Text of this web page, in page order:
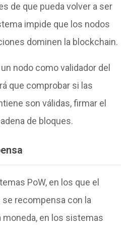
de que pueda volver a ser
impide que los nodos
dominen la blockchain.
nodo como validador del
que comprobar si las
son válidas, firmar el
de bloques.
PoW, en los que el
recompensa con la
moneda, en los sistemas